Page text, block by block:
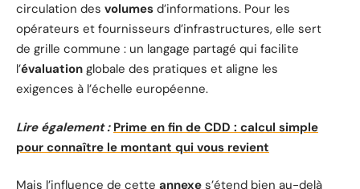
circulation des volumes d’informations. Pour les
opérateurs et fournisseurs d’infrastructures, elle sert
de grille commune : un langage partagé qui facilite
l’évaluation globale des pratiques et aligne les
exigences à l’échelle européenne.
Lire également : Prime en fin de CDD : calcul simple
pour connaître le montant qui vous revient
Mais l’influence de cette annexe s’étend bien au-delà